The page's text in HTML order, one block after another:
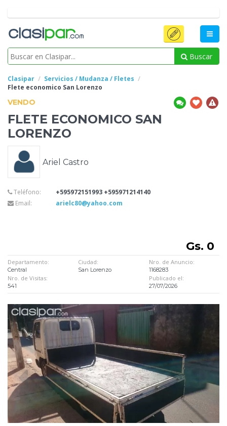
Buscar
Clasipar
Servicios / Mudanza / Fletes
Flete economico San Lorenzo
VENDO
FLETE ECONOMICO SAN
LORENZO
Ariel Castro
Teléfono:
+595972151993 +595971214140
Email:
arielc80@yahoo.com
Gs. 0
Departamento:
Central
Ciudad:
San Lorenzo
Nro. de Anuncio:
1168283
Nro. de Visitas:
541
Publicado el:
27/07/2026